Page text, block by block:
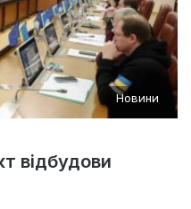
Новини
відбудови